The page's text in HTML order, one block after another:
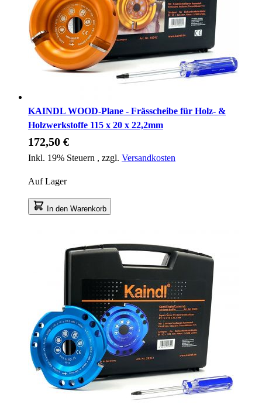
KAINDL WOOD-Plane - Frässcheibe für Holz- &
Holzwerkstoffe 115 x 20 x 22,2mm
172,50 €
Inkl. 19% Steuern , zzgl. Versandkosten
Auf Lager
In den Warenkorb